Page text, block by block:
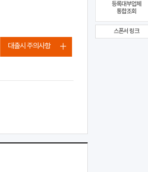
대출시 주의사항
등록대부업체
통합조회
스폰서 링크